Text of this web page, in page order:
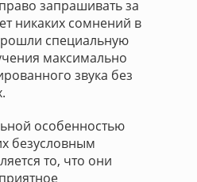
запрашивать за
никаких сомнений в
специальную
максимально
звука без
особенностью
безусловным
то, что они